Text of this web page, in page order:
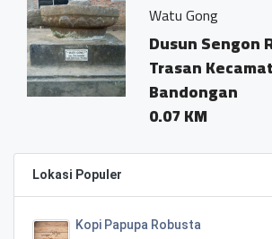
Watu Gong
Dusun Sengon RT04/03 Desa
Trasan Kecamatan
Bandongan
Lokasi Populer
Kopi Papupa Robusta